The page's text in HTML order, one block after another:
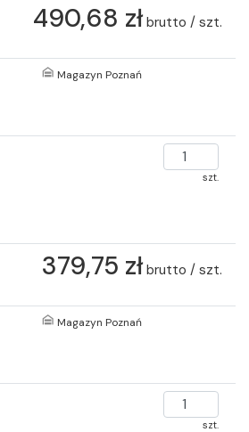
490,68 zł brutto / szt.
Magazyn Poznań
szt.
379,75 zł brutto / szt.
Magazyn Poznań
szt.